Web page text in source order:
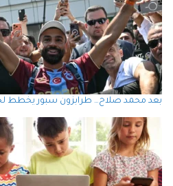
بعد محمد صلاح… طرابزون سبور يخطط